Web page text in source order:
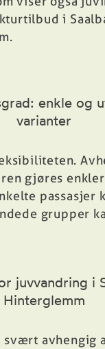
i
enkle og
varianter
gjøres
passasjer
grupper
juvvandring i
Hinterglemm
svært avhengig